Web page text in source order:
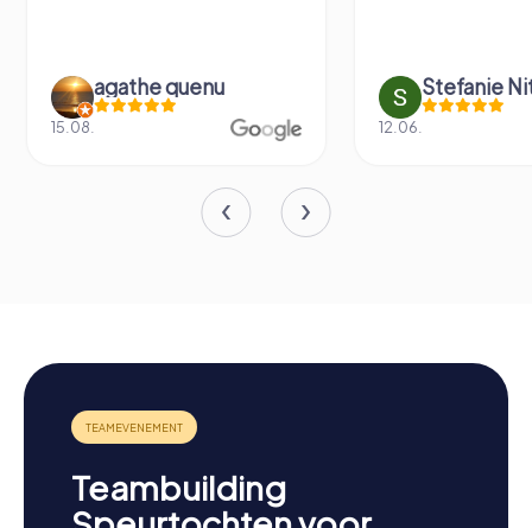
agathe quenu
15.08.
Stefanie
12.06.
Teambuilding